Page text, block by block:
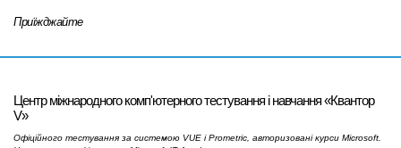
Приїжджайте
Центр міжнародного комп'ютерного тестування і навчання «Квантор
V»
Офіційного тестування за системою VUE і Prometric, авторизовані курси Microsoft.